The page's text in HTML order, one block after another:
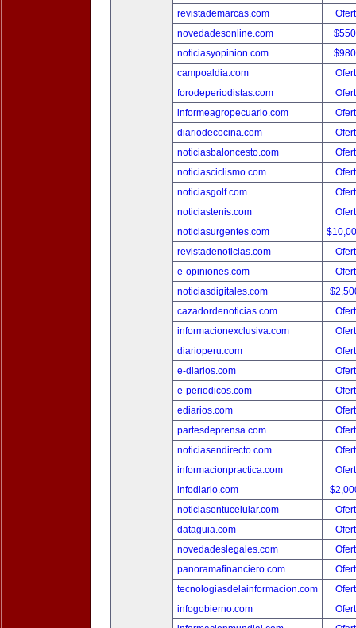
revistademarcas.com
novedadesonline.com
noticiasyopinion.com
campoaldia.com
forodeperiodistas.com
informeagropecuario.com
diariodecocina.com
noticiasbaloncesto.com
noticiasciclismo.com
noticiasgolf.com
noticiastenis.com
noticiasurgentes.com
revistadenoticias.com
e-opiniones.com
noticiasdigitales.com
cazadordenoticias.com
informacionexclusiva.com
diarioperu.com
e-diarios.com
e-periodicos.com
ediarios.com
partesdeprensa.com
noticiasendirecto.com
informacionpractica.com
infodiario.com
noticiasentucelular.com
dataguia.com
novedadeslegales.com
panoramafinanciero.com
tecnologiasdelainformacion.com
infogobierno.com